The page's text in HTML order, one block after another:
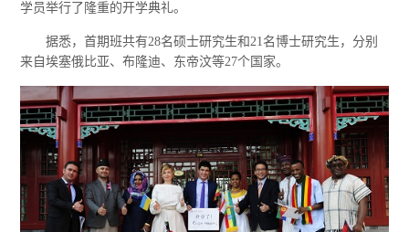
学员举行了隆重的开学典礼。
据悉，首期班共有28名硕士研究生和21名博士研究生，分别
来自埃塞俄比亚、布隆迪、东帝汶等27个国家。